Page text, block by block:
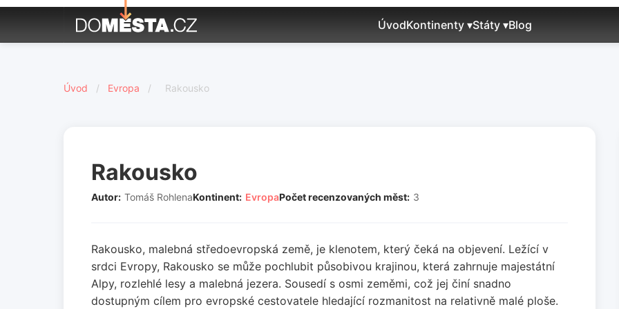
ÚvodKontinenty ▾Státy ▾Blog
Úvod / Evropa / Rakousko
Rakousko
Autor: Tomáš RohlenaKontinent: EvropaPočet recenzovaných měst: 3
Rakousko, malebná středoevropská země, je klenotem, který čeká na objevení. Ležící v
srdci Evropy, Rakousko se může pochlubit působivou krajinou, která zahrnuje majestátní
Alpy, rozlehlé lesy a malebná jezera. Sousedí s osmi zeměmi, což jej činí snadno
dostupným cílem pro evropské cestovatele hledající rozmanitost na relativně malé ploše.